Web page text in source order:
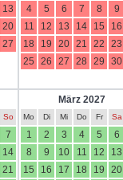
13
20
27
4
5 6 7 8 9
11
12 13 14 15 16
18
19 20 21 22 23
25
26 27 28 29 30
So
7
14
21
März 2027
Mo Di Mi Do Fr Sa
1 2 3 4 5 6
8
9 10 11 12 13
15
16 17 18 19 20